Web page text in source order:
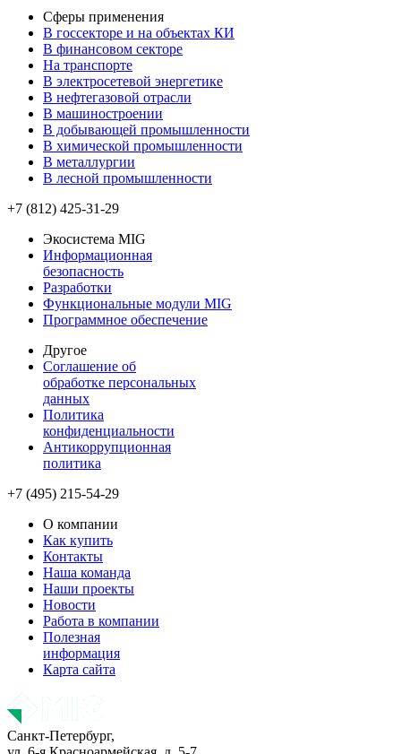
Сферы применения
В госсекторе и на объектах КИ
В финансовом секторе
На транспорте
В электросетевой энергетике
В нефтегазовой отрасли
В машиностроении
В добывающей промышленности
В химической промышленности
В металлургии
В лесной промышленности
+7 (812) 425-31-29
Экосистема MIG
Информационная
безопасность
Разработки
Функциональные модули MIG
Программное обеспечение
Другое
Соглашение об
обработке персональных
данных
Политика
конфиденциальности
Антикоррупционная
политика
+7 (495) 215-54-29
О компании
Как купить
Контакты
Наша команда
Наши проекты
Новости
Работа в компании
Полезная
информация
Карта сайта
Санкт-Петербург,